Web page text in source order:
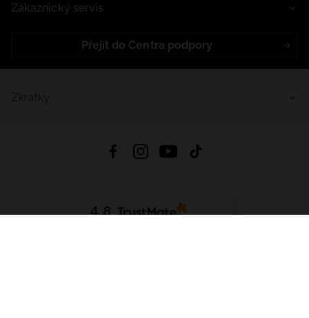
Zákaznický servis
Přejít do Centra podpory
4.8